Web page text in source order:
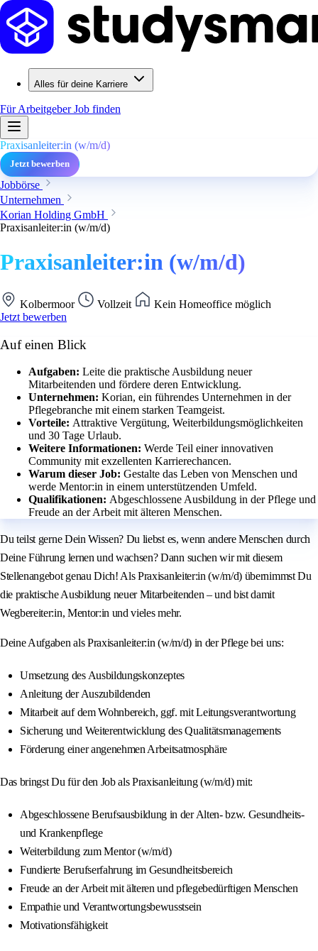
Alles für deine Karriere
Für ArbeitgeberJob finden
Praxisanleiter:in (w/m/d)
Jetzt bewerben
Jobbörse
Unternehmen
Korian Holding GmbH
Praxisanleiter:in (w/m/d)
Praxisanleiter:in (w/m/d)
Kolbermoor Vollzeit
Kein Homeoffice möglich
Jetzt bewerben
Auf einen Blick
Aufgaben: Leite die praktische Ausbildung neuer
Mitarbeitenden und fördere deren Entwicklung.
Unternehmen: Korian, ein führendes Unternehmen in der
Pflegebranche mit einem starken Teamgeist.
Vorteile: Attraktive Vergütung, Weiterbildungsmöglichkeiten
und 30 Tage Urlaub.
Weitere Informationen: Werde Teil einer innovativen
Community mit exzellenten Karrierechancen.
Warum dieser Job: Gestalte das Leben von Menschen und
werde Mentor:in in einem unterstützenden Umfeld.
Qualifikationen: Abgeschlossene Ausbildung in der Pflege und
Freude an der Arbeit mit älteren Menschen.
Du teilst gerne Dein Wissen? Du liebst es, wenn andere Menschen durch
Deine Führung lernen und wachsen? Dann suchen wir mit diesem
Stellenangebot genau Dich! Als Praxisanleiter:in (w/m/d) übernimmst Du
die praktische Ausbildung neuer Mitarbeitenden – und bist damit
Wegbereiter:in, Mentor:in und vieles mehr.
Deine Aufgaben als Praxisanleiter:in (w/m/d) in der Pflege bei uns:
Umsetzung des Ausbildungskonzeptes
Anleitung der Auszubildenden
Mitarbeit auf dem Wohnbereich, ggf. mit Leitungsverantwortung
Sicherung und Weiterentwicklung des Qualitätsmanagements
Förderung einer angenehmen Arbeitsatmosphäre
Das bringst Du für den Job als Praxisanleitung (w/m/d) mit:
Abgeschlossene Berufsausbildung in der Alten- bzw. Gesundheits-
und Krankenpflege
Weiterbildung zum Mentor (w/m/d)
Fundierte Berufserfahrung im Gesundheitsbereich
Freude an der Arbeit mit älteren und pflegebedürftigen Menschen
Empathie und Verantwortungsbewusstsein
Motivationsfähigkeit